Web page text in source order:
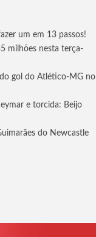
um em 13 passos!
milhões nesta terça-
gol do Atlético-MG no
e torcida: Beijo
do Newcastle